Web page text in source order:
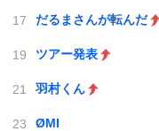
だるまさんが転んだ
ツアー発表
羽村くん
ØMI